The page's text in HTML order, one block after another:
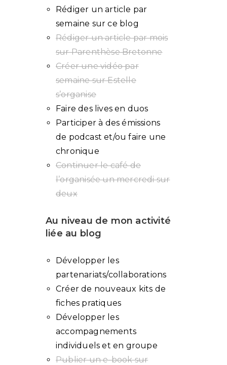
Rédiger un article par
semaine sur ce blog
Rédiger un article par mois
sur Parenthèse Bretonne
Créer une vidéo par
semaine sur Estelle
s’organise
Faire des lives en duos
Participer à des émissions
de podcast et/ou faire une
chronique
Continuer le café de
l’organisée un mercredi sur
deux
Au niveau de mon activité
liée au blog
Développer les
partenariats/collaborations
Créer de nouveaux kits de
fiches pratiques
Développer les
accompagnements
individuels et en groupe
Publier un e-book sur